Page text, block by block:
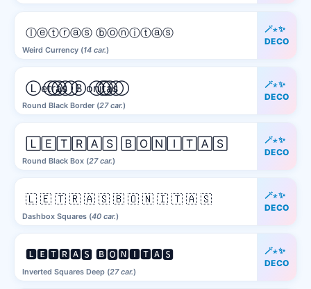
Weird Currency (14 car.)
ⓛⓔⓣⓡⓐⓢ ⓑⓞⓝⓘⓣⓐⓢ
🪄⋆✨
DECO
Round Black Border (27 car.)
L⃝e⃝t⃝r⃝a⃝s⃝ B⃝o⃝n⃝i⃝t⃝a⃝s⃝
🪄⋆✨
DECO
Round Black Box (27 car.)
🄻🄴🅃🅁🄰🅂 🄱🄾🄽🄸🅃🄰🅂
🪄⋆✨
DECO
Dashbox Squares (40 car.)
🇱 🇪 🇹 🇷 🇦 🇸 🇧 🇴 🇳 🇮 🇹 🇦 🇸
🪄⋆✨
DECO
Inverted Squares Deep (27 car.)
🅻🅴🆃🆁🅰🆂 🅱🅾🅽🅸🆃🅰🆂
🪄⋆✨
DECO